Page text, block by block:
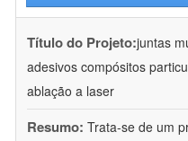
Título do Projeto:juntas
adesivos compósitos
ablação a laser
Resumo: Trata-se de um